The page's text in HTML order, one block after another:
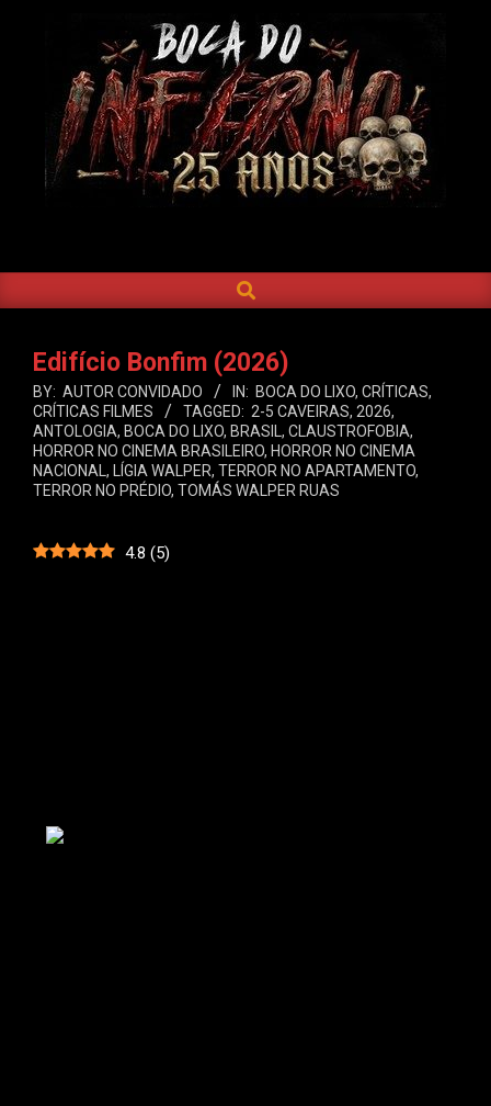
DO
INFERNO
Navigation
SEARCH
Edifício Bonfim (2026)
BY: AUTOR CONVIDADO IN: BOCA DO LIXO, CRÍTICAS,
CRÍTICAS FILMES
TAGGED: 2-5 CAVEIRAS, 2026,
ANTOLOGIA, BOCA DO LIXO, BRASIL , CLAUSTROFOBIA,
HORROR NO CINEMA BRASILEIRO, HORROR NO CINEMA
NACIONAL , LÍGIA WALPER, TERROR NO APARTAMENTO,
TERROR NO PRÉDIO, TOMÁS WALPER RUAS
4.8 (5)